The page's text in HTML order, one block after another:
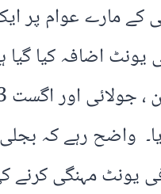
کے مارے عوام پر
میں 3 روپے 25 پیسے فی